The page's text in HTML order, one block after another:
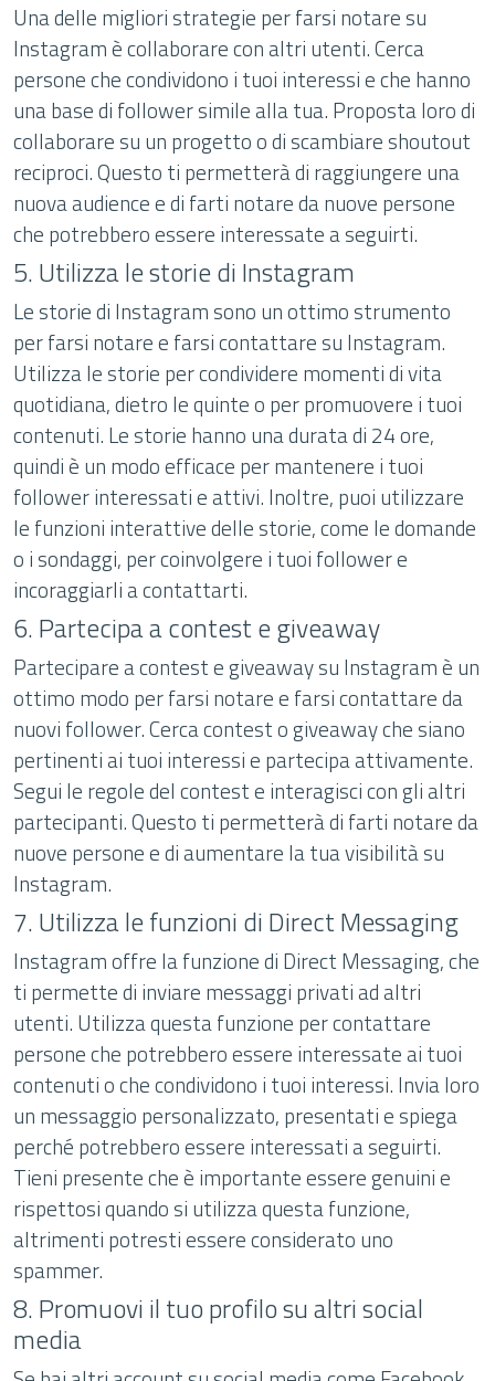
Una delle migliori strategie per farsi notare su
Instagram è collaborare con altri utenti. Cerca
persone che condividono i tuoi interessi e che hanno
una base di follower simile alla tua. Proposta loro di
collaborare su un progetto o di scambiare shoutout
reciproci. Questo ti permetterà di raggiungere una
nuova audience e di farti notare da nuove persone
che potrebbero essere interessate a seguirti.
5. Utilizza le storie di Instagram
Le storie di Instagram sono un ottimo strumento
per farsi notare e farsi contattare su Instagram.
Utilizza le storie per condividere momenti di vita
quotidiana, dietro le quinte o per promuovere i tuoi
contenuti. Le storie hanno una durata di 24 ore,
quindi è un modo efficace per mantenere i tuoi
follower interessati e attivi. Inoltre, puoi utilizzare
le funzioni interattive delle storie, come le domande
o i sondaggi, per coinvolgere i tuoi follower e
incoraggiarli a contattarti.
6. Partecipa a contest e giveaway
Partecipare a contest e giveaway su Instagram è un
ottimo modo per farsi notare e farsi contattare da
nuovi follower. Cerca contest o giveaway che siano
pertinenti ai tuoi interessi e partecipa attivamente.
Segui le regole del contest e interagisci con gli altri
partecipanti. Questo ti permetterà di farti notare da
nuove persone e di aumentare la tua visibilità su
Instagram.
7. Utilizza le funzioni di Direct Messaging
Instagram offre la funzione di Direct Messaging, che
ti permette di inviare messaggi privati ad altri
utenti. Utilizza questa funzione per contattare
persone che potrebbero essere interessate ai tuoi
contenuti o che condividono i tuoi interessi. Invia loro
un messaggio personalizzato, presentati e spiega
perché potrebbero essere interessati a seguirti.
Tieni presente che è importante essere genuini e
rispettosi quando si utilizza questa funzione,
altrimenti potresti essere considerato uno
spammer.
8. Promuovi il tuo profilo su altri social
media